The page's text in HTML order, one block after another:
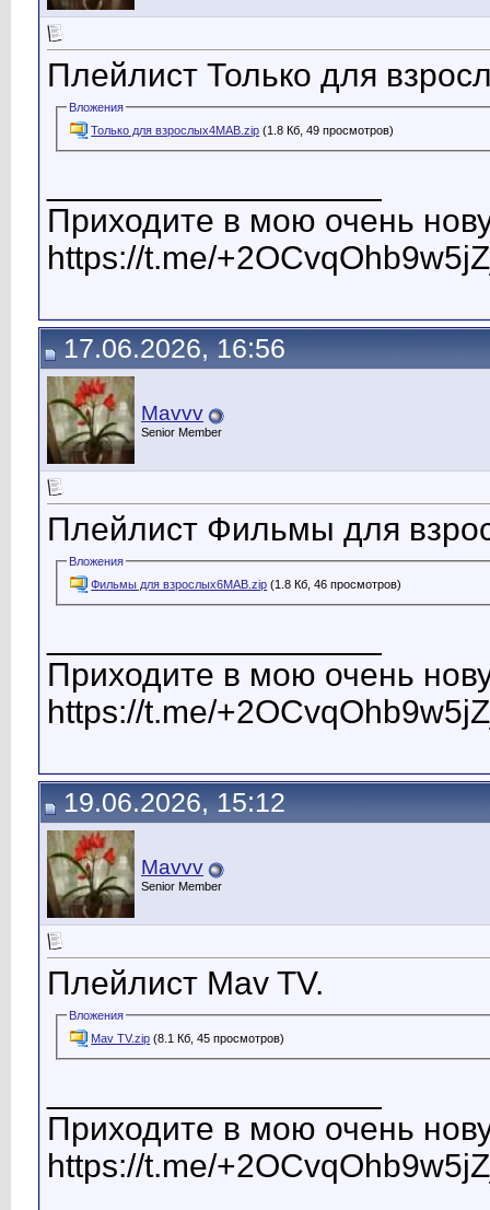
Плейлист Только для
Вложения
Только для взрослых4МАВ.zip (1.8 Кб, 49 просмотров)
Приходите в мою очень
https://t.me/
17.06.2026, 16:56
Mavvv
Senior Member
Плейлист Фильмы для
Вложения
Фильмы для взрослых6MAB.zip (1.8 Кб, 46 просмотров)
Приходите в мою очень
https://t.me/
19.06.2026, 15:12
Mavvv
Senior Member
Плейлист Mav TV.
Вложения
Mav TV.zip (8.1 Кб, 45 просмотров)
Приходите в мою очень
https://t.me/